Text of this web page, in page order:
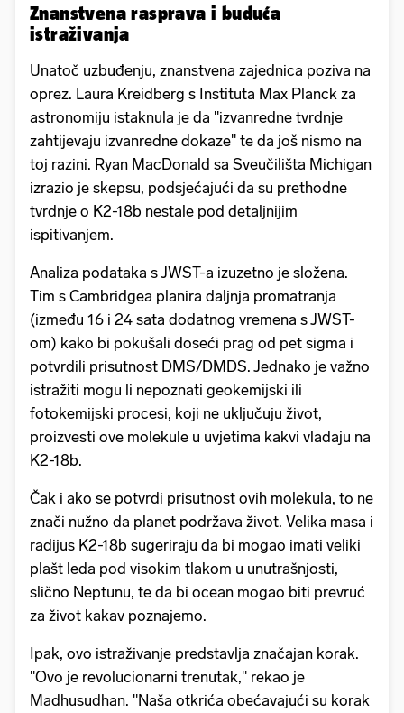
Znanstvena rasprava i buduća
istraživanja
Unatoč uzbuđenju, znanstvena zajednica poziva na
oprez. Laura Kreidberg s Instituta Max Planck za
astronomiju istaknula je da "izvanredne tvrdnje
zahtijevaju izvanredne dokaze" te da još nismo na
toj razini. Ryan MacDonald sa Sveučilišta Michigan
izrazio je skepsu, podsjećajući da su prethodne
tvrdnje o K2-18b nestale pod detaljnijim
ispitivanjem.
Analiza podataka s JWST-a izuzetno je složena.
Tim s Cambridgea planira daljnja promatranja
(između 16 i 24 sata dodatnog vremena s JWST-
om) kako bi pokušali doseći prag od pet sigma i
potvrdili prisutnost DMS/DMDS. Jednako je važno
istražiti mogu li nepoznati geokemijski ili
fotokemijski procesi, koji ne uključuju život,
proizvesti ove molekule u uvjetima kakvi vladaju na
K2-18b.
Čak i ako se potvrdi prisutnost ovih molekula, to ne
znači nužno da planet podržava život. Velika masa i
radijus K2-18b sugeriraju da bi mogao imati veliki
plašt leda pod visokim tlakom u unutrašnjosti,
slično Neptunu, te da bi ocean mogao biti prevruć
za život kakav poznajemo.
Ipak, ovo istraživanje predstavlja značajan korak.
"Ovo je revolucionarni trenutak," rekao je
Madhusudhan. "Naša otkrića obećavajući su korak